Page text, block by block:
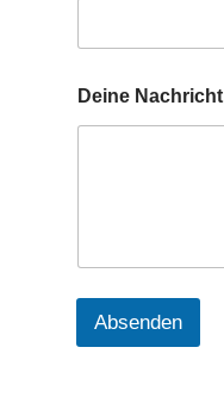
Deine Nachricht
Absenden